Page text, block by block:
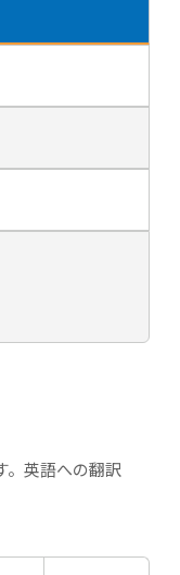
。英語への翻訳